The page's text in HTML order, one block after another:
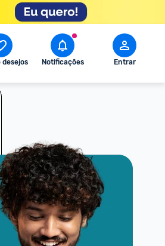
desejos Notificações Entrar